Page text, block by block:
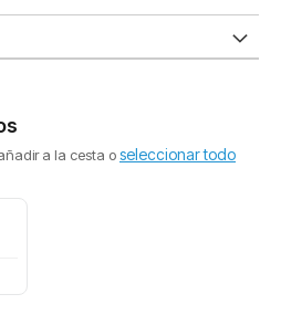
a la cesta oseleccionar todo